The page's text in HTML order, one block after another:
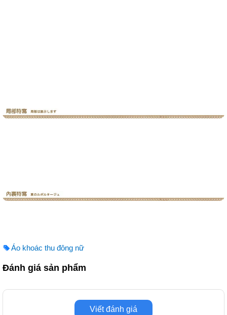
Áo khoác thu đông nữ
Đánh giá sản phẩm
Viết đánh giá